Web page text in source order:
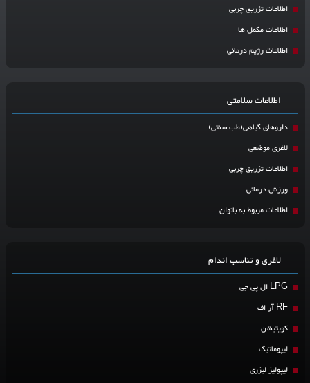
اطلاعات تزریق چربی
اطلاعات مکمل ها
اطلاعات رژیم درمانی
اطلاعات سلامتی
داروهای گیاهی(طب سنتی)
لاغری موضعی
اطلاعات تزریق چربی
ورزش درمانی
اطلاعات مربوط به بانوان
لاغری و تناسب اندام
LPG ال پی جی
RF آر اف
کویتیشن
لیپوماتیک
لیپولیز لیزری